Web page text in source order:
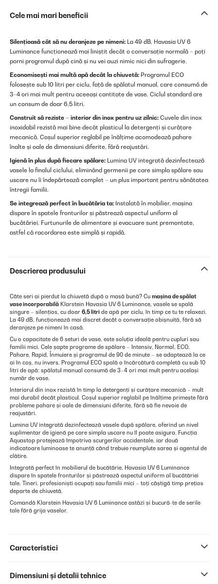
Cele mai mari beneficii
Silențioasă cât să nu deranjeze pe nimeni: La 49 dB, Havasia UV 6
Luminance funcționează mai liniștit decât o conversație normală – poți
porni programul după cină și nu vei auzi nimic nici din sufragerie.
Economisești mai multă apă decât la chiuvetă: Programul ECO
folosește sub 10 litri per ciclu, față de spălatul manual, care consumă de
3–4 ori mai mult pentru aceeași cantitate de vase. Ciclul standard are
un consum de doar 6,5 litri.
Construit să reziste – interior din inox pentru uz zilnic: Cuvele din inox
inoxidabil rezistă mai bine decât plasticul la detergenți și curățare
mecanică. Coșul superior reglabil pe înălțime acomodează pahare
înalte și oale de dimensiuni diferite, fără reajustări.
Igienă în plus după fiecare spălare: Lumina UV integrată dezinfectează
vasele la finalul ciclului, eliminând germenii pe care simpla spălare sau
uscare nu îi îndepărtează complet – un plus important pentru sănătatea
întregii familii.
Se integrează perfect în bucătăria ta: Instalată în mobilier, mașina
dispare în spatele fronturilor și păstrează aspectul uniform al
bucătăriei. Furtunurile de alimentare și evacuare sunt premontate,
astfel că racordarea este simplă și rapidă.
Descrierea produsului
Câte seri ai pierdut la chiuvetă după o masă bună? Cu mașina de spălat
vase incorporabilă Klarstein Havasia UV 6 Luminance, vasele se spală
singure – silențios, cu doar 6,5 litri de apă per ciclu, în timp ce tu te relaxezi.
La 49 dB, funcționează mai discret decât o conversație obișnuită, fără să
deranjeze pe nimeni în casă.
Cu o capacitate de 6 seturi de vase, este soluția ideală pentru cupluri sau
familii mici. Cele șapte programe de spălare – Intensiv, Normal, ECO,
Pahare, Rapid, Înmuiere și programul de 90 de minute – se adaptează la ce
ai în coș, nu invers. Programul ECO spală o încărcătură completă cu sub 10
litri de apă: spălatul manual consumă de 3–4 ori mai mult pentru același
număr de vase.
Interiorul din inox rezistă în timp la detergenți și curățare mecanică – mult
mai durabil decât plasticul. Coșul superior reglabil pe înălțime primește fără
probleme pahare și oale de dimensiuni diferite, fără să fie nevoie de
reajustări.
Lumina UV integrată dezinfectează vasele după spălare, oferind un nivel
suplimentar de igienă pe care simpla uscare nu îl poate asigura. Funcția
Aquastop protejează împotriva scurgerilor accidentale, iar două
indicatoare luminoase te anunță când trebuie reumplute sarea și agentul de
clătire.
Integrată perfect în mobilierul de bucătărie, Havasia UV 6 Luminance
dispare în spatele fronturilor și păstrează aspectul uniform al bucătăriei
tale. Tineri, profesioniști ocupați sau familii mici – toți câștigă timp prețios
departe de chiuvetă.
Comandă Klarstein Havasia UV 6 Luminance astăzi și bucură-te de serile
tale fără grija vaselor.
Caracteristici
Dimensiuni și detalii tehnice